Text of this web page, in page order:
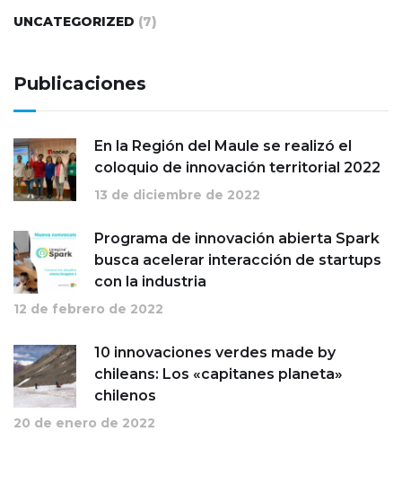
UNCATEGORIZED (7)
Publicaciones
En la Región del Maule se realizó el
coloquio de innovación territorial 2022
13 de diciembre de 2022
Programa de innovación abierta Spark
busca acelerar interacción de startups
con la industria
12 de febrero de 2022
10 innovaciones verdes made by
chileans: Los «capitanes planeta»
chilenos
20 de enero de 2022